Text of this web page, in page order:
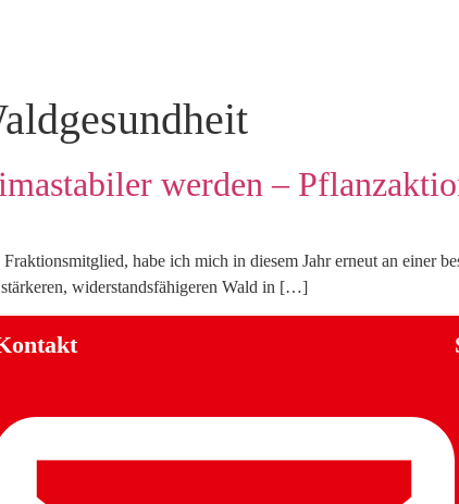
werden –
habe ich mich in diesem Jahr erneut an einer
widerstandsfähigeren Wald in […]